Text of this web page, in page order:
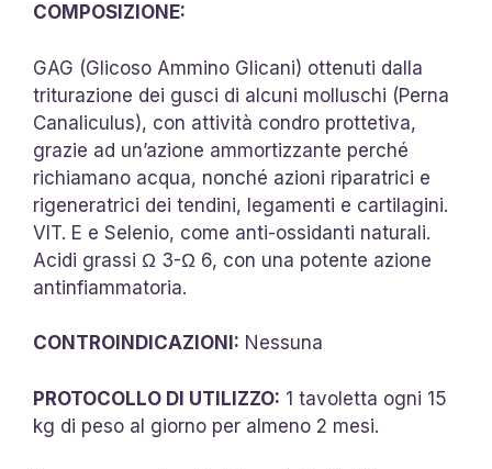
COMPOSIZIONE:
GAG (Glicoso Ammino Glicani) ottenuti dalla
triturazione dei gusci di alcuni molluschi (Perna
Canaliculus), con attività condro prottetiva,
grazie ad un’azione ammortizzante perché
richiamano acqua, nonché azioni riparatrici e
rigeneratrici dei tendini, legamenti e cartilagini.
VIT. E e Selenio, come anti-ossidanti naturali.
Acidi grassi Ω 3-Ω 6, con una potente azione
antinfiammatoria.
CONTROINDICAZIONI: Nessuna
PROTOCOLLO DI UTILIZZO: 1 tavoletta ogni 15
kg di peso al giorno per almeno 2 mesi.